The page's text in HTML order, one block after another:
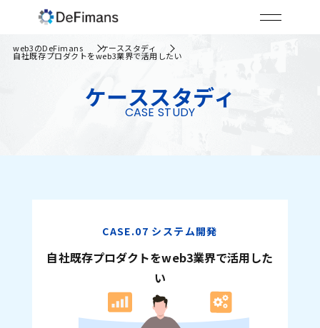
ケーススタディ
CASE STUDY
web3のDeFimans ケーススタディ
自社既存プロダクトをweb3業界で活用したい
CASE.07 システム開発
自社既存プロダクトをweb3業界で活用した
い